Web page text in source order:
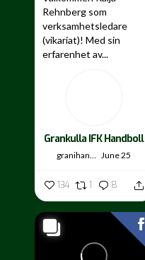
Rehnberg som
verksamhetsledare
(vikariat)! Med sin
erfarenhet av...
Grankulla IFK Handboll
granihandis June 25
134 1 8